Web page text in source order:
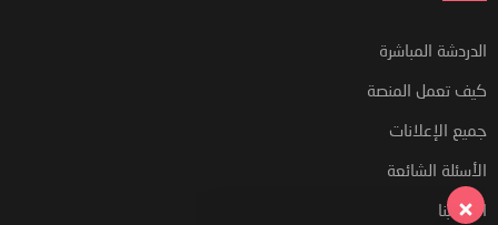
الدردشة المباشرة
كيف تعمل المنصة
جميع الإعلانات
الأسئلة الشائعة
اتصل بنا
فريق دعم العملاء لدينا هنا للإجابة
مرحبًا ، كيف يمكنني المساعدة؟